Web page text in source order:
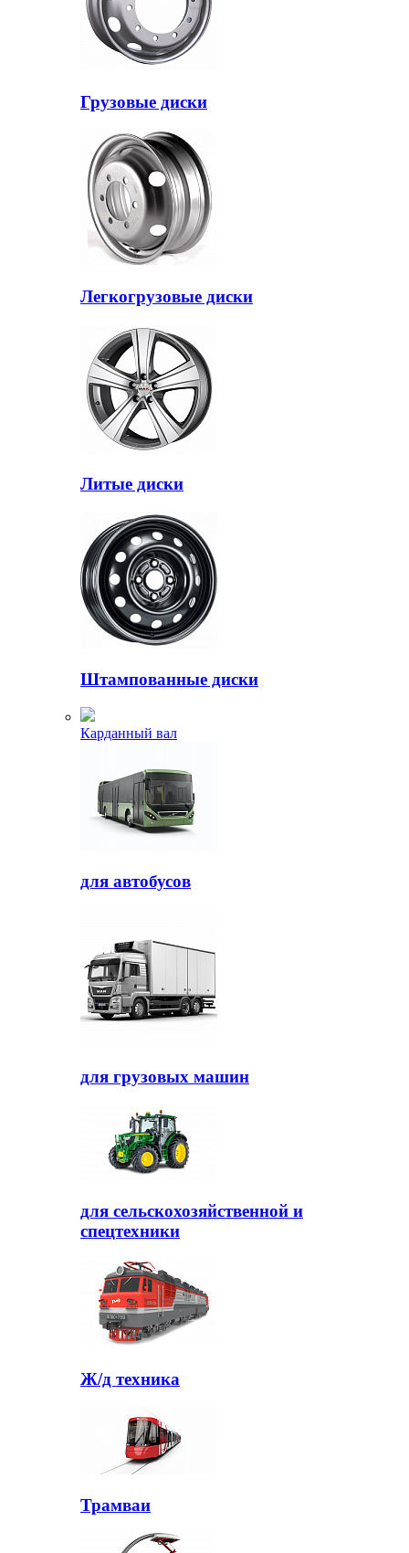
Грузовые диски
Легкогрузовые диски
Литые диски
Штампованные диски
Карданный вал
для автобусов
для грузовых машин
для сельскохозяйственной и
спецтехники
Ж/д техника
Трамваи